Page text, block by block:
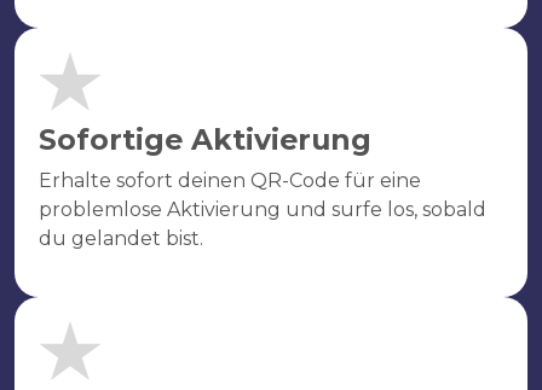
Sofortige Aktivierung
Erhalte sofort deinen QR-Code für eine
problemlose Aktivierung und surfe los, sobald
du gelandet bist.